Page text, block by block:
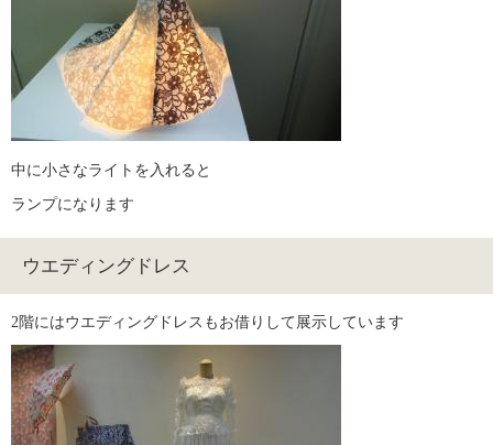
中に小さなライトを入れると
ランプになります
ウエディングドレス
2階にはウエディングドレスもお借りして展示しています